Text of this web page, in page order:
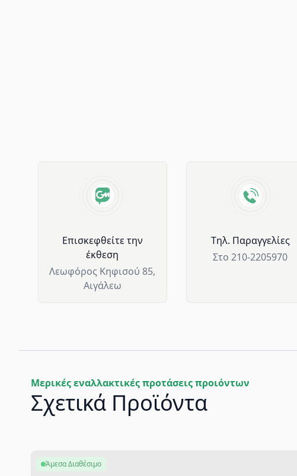
Επισκεφθείτε την
έκθεση
Λεωφόρος Κηφισού 85,
Αιγάλεω
Tηλ. Παραγγελίες
Στο 210-2205970
Μερικές εναλλακτικές προτάσεις προιόντων
Σχετικά Προϊόντα
Άμεσα Διαθέσιμο